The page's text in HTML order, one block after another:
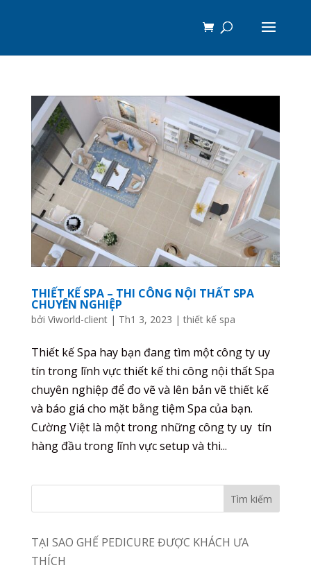
THIẾT KẾ SPA – THI CÔNG NỘI THẤT SPA
CHUYÊN NGHIỆP
bởi Viworld-client| Th1 3, 2023 |thiết kế spa
Thiết kế Spa hay bạn đang tìm một công ty uy
tín trong lĩnh vực thiết kế thi công nội thất Spa
chuyên nghiệp để đo vẽ và lên bản vẽ thiết kế
và báo giá cho mặt bằng tiệm Spa của bạn.
Cường Việt là một trong những công ty uy tín
hàng đầu trong lĩnh vực setup và thi...
TẠI SAO GHẾ PEDICURE ĐƯỢC KHÁCH ƯA
THÍCH